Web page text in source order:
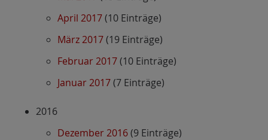
April 2017(10 Einträge)
März 2017(19 Einträge)
Februar 2017(10 Einträge)
Januar 2017(7 Einträge)
2016
Dezember 2016(9 Einträge)